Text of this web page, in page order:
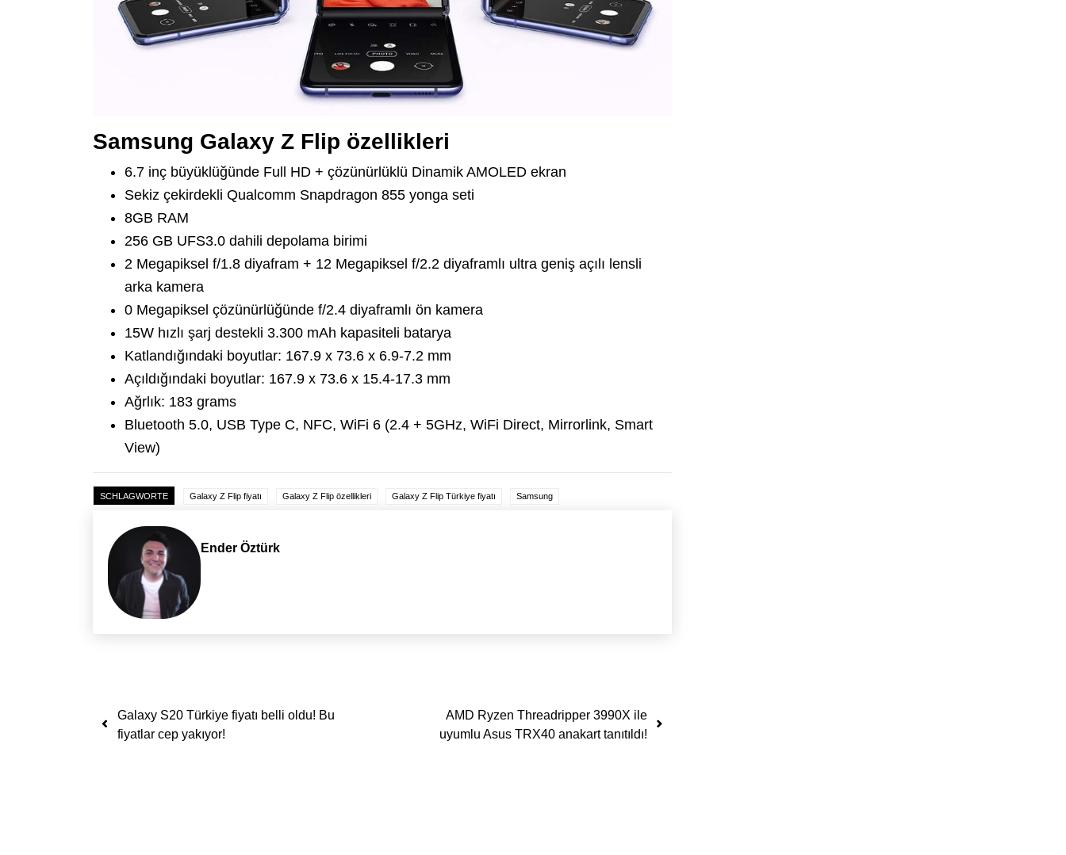
Samsung Galaxy Z Flip özellikleri
6.7 inç büyüklüğünde Full HD + çözünürlüklü Dinamik AMOLED ekran
Sekiz çekirdekli Qualcomm Snapdragon 855 yonga seti
8GB RAM
256 GB UFS3.0 dahili depolama birimi
2 Megapiksel f/1.8 diyafram + 12 Megapiksel f/2.2 diyaframlı ultra geniş açılı lensli
arka kamera
0 Megapiksel çözünürlüğünde f/2.4 diyaframlı ön kamera
15W hızlı şarj destekli 3.300 mAh kapasiteli batarya
Katlandığındaki boyutlar: 167.9 x 73.6 x 6.9-7.2 mm
Açıldığındaki boyutlar: 167.9 x 73.6 x 15.4-17.3 mm
Ağrlık: 183 grams
Bluetooth 5.0, USB Type C, NFC, WiFi 6 (2.4 + 5GHz, WiFi Direct, Mirrorlink, Smart
View)
SCHLAGWORTE Galaxy Z Flip fiyatı Galaxy Z Flip özellikleri Galaxy Z Flip Türkiye fiyatı Samsung
Ender Öztürk
Yazı dolaşımı
Galaxy S20 Türkiye fiyatı belli oldu! Bu
fiyatlar cep yakıyor!
AMD Ryzen Threadripper 3990X ile
uyumlu Asus TRX40 anakart tanıtıldı!